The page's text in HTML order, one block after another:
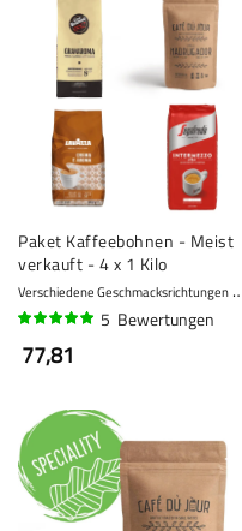
Paket Kaffeebohnen - Meist
verkauft - 4 x 1 Kilo
Verschiedene Geschmacksrichtungen
5 Bewertungen
77,81